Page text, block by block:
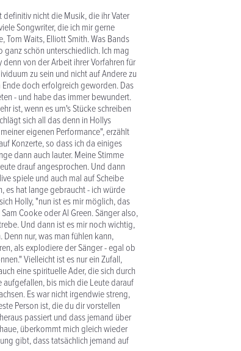
definitiv nicht die Musik, die ihr Vater
Songwriter, die ich mir gerne
Tom Waits, Elliott Smith. Was Bands
ganz schön unterschiedlich. Ich mag
von der Arbeit ihrer Vorfahren für
zu sein und nicht auf Andere zu
doch erfolgreich geworden. Das
- und habe das immer bewundert.
ist, wenn es um's Stücke schreiben
sich all das denn in Hollys
eigenen Performance", erzählt
Konzerte, so dass ich da einiges
dann auch lauter. Meine Stimme
drauf angesprochen. Und dann
spiele und auch mal auf Scheibe
es hat lange gebraucht - ich würde
Holly, "nun ist es mir möglich, das
Cooke oder Al Green. Sänger also,
Und dann ist es mir noch wichtig,
nur, was man fühlen kann,
als explodiere der Sänger - egal ob
Vielleicht ist es nur ein Zufall,
eine spirituelle Ader, die sich durch
aufgefallen, bis mich die Leute darauf
Es war nicht irgendwie streng,
Person ist, die du dir vorstellen
passiert und dass jemand über
überkommt mich gleich wieder
gibt, dass tatsächlich jemand auf